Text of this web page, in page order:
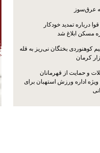
عرق‌سوز
درباره تمدید خودکار
مسکن ابلاغ شد
کوهنوردی بختگان نی‌ریز به قله
و حمایت از قهرمانان
اداره ورزش استهبان برای